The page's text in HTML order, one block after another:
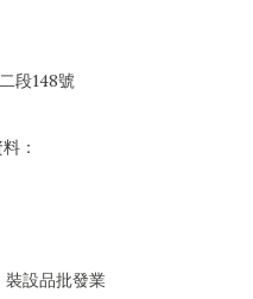
段148號
：
設品批發業